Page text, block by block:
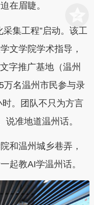
在眉睫。
集工程”启动。该工
文学院学术指导，
字推广基地（温州
万名温州市民参与录
。团队不只为方言
说准地道温州话。
温州城乡巷弄，
起教AI学温州话。